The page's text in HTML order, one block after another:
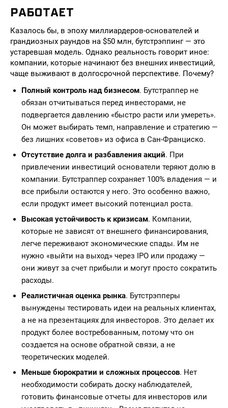
РАБОТАЕТ
Казалось бы, в эпоху миллиардеров-основателей и
грандиозных раундов на $50 млн, бутстрэппинг — это
устаревшая модель. Однако реальность говорит иное:
компании, которые начинают без внешних инвестиций,
чаще выживают в долгосрочной перспективе. Почему?
Полный контроль над бизнесом. Бутстраппер не
обязан отчитываться перед инвесторами, не
подвергается давлению «быстро расти или умереть».
Он может выбирать темп, направление и стратегию —
без лишних «советов» из офиса в Сан-Франциско.
Отсутствие долга и разбавления акций. При
привлечении инвестиций основатели теряют долю в
компании. Бутстраппер сохраняет 100% владения — и
все прибыли остаются у него. Это особенно важно,
если продукт имеет высокий потенциал роста.
Высокая устойчивость к кризисам. Компании,
которые не зависят от внешнего финансирования,
легче переживают экономические спады. Им не
нужно «выйти на выход» через IPO или продажу —
они живут за счет прибыли и могут просто сократить
расходы.
Реалистичная оценка рынка. Бутстрэпперы
вынуждены тестировать идеи на реальных клиентах,
а не на презентациях для инвесторов. Это делает их
продукт более востребованным, потому что он
создается на основе обратной связи, а не
теоретических моделей.
Меньше бюрократии и сложных процессов. Нет
необходимости собирать доску наблюдателей,
готовить финансовые отчеты для инвесторов или